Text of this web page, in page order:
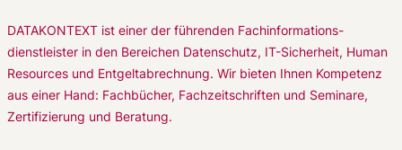
DATAKONTEXT ist einer der führenden Fachinformations-
dienstleister in den Bereichen Datenschutz, IT-Sicherheit, Human
Resources und Entgeltabrechnung. Wir bieten Ihnen Kompetenz
aus einer Hand: Fachbücher, Fachzeitschriften und Seminare,
Zertifizierung und Beratung.